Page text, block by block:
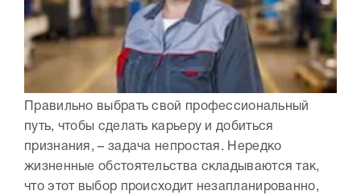
Правильно выбрать свой профессиональный
путь, чтобы сделать карьеру и добиться
признания, – задача непростая. Нередко
жизненные обстоятельства складываются так,
что этот выбор происходит незапланированно,